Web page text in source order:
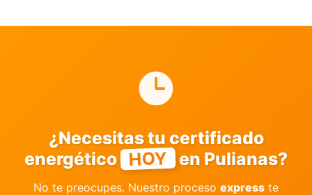
¿Necesitas tu certificado
energético HOY en Pulianas?
No te preocupes. Nuestro proceso express te